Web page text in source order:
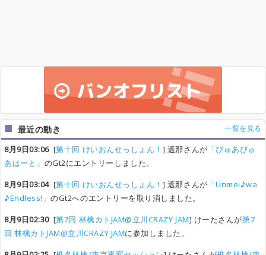
最近の動き 一覧を見る
8月9日03:06[第十回 けいおんせっしょん！ ] 遮那さんが 「ぴゅあぴゅ
あはーと」 のGt2にエントリーしました。
8月9日03:04[第十回 けいおんせっしょん！ ] 遮那さんが 「Unmei♪wa
♪Endless!」のGt2へのエントリーを取り消しました。
8月9日02:30[第7回 林檎カトJAM@立川CRAZY JAM] けーたさんが第7
回 林檎カトJAM@立川CRAZY JAMに参加しました。